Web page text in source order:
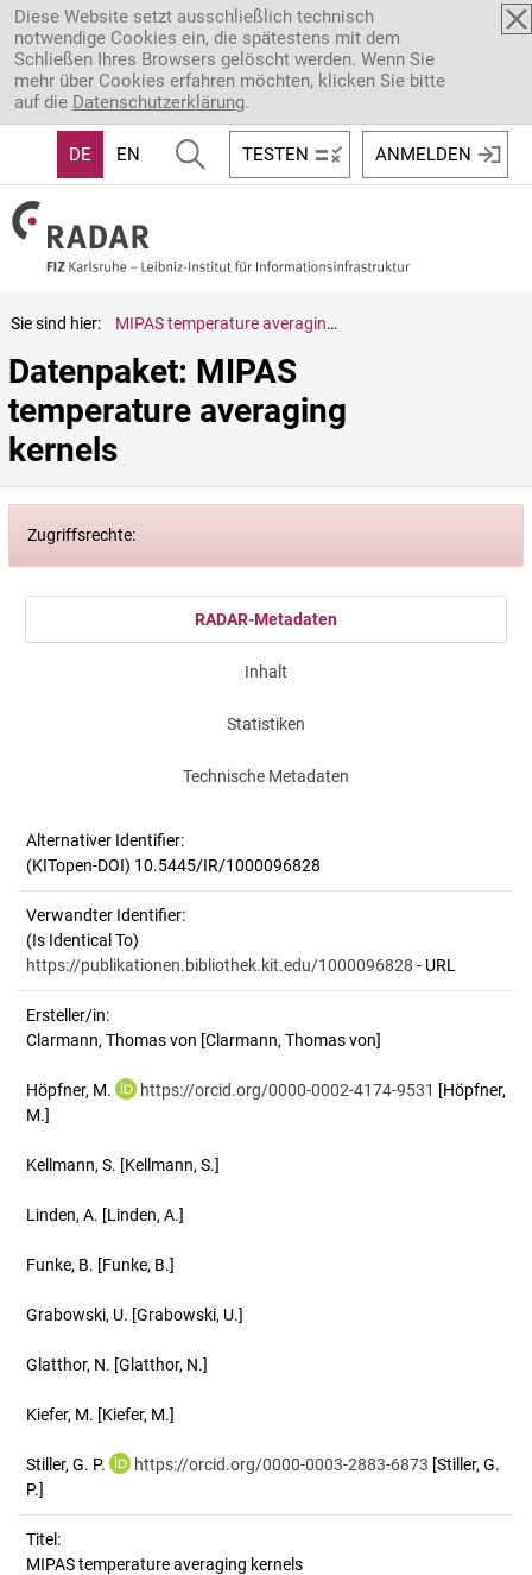
Direkt zum Inhalt
Diese Website setzt ausschließlich technisch
notwendige Cookies ein, die spätestens mit dem
Schließen Ihres Browsers gelöscht werden. Wenn Sie
mehr über Cookies erfahren möchten, klicken Sie bitte
auf die Datenschutzerklärung.
DE EN TESTEN ANMELDEN
Sie sind hier: MIPAS temperature averaging kernels
Datenpaket: MIPAS
temperature averaging
kernels
Zugriffsrechte:
RADAR-Metadaten
Inhalt
Statistiken
Technische Metadaten
Alternativer Identifier:
(KITopen-DOI) 10.5445/IR/1000096828
Verwandter Identifier:
(Is Identical To)
https://publikationen.bibliothek.kit.edu/1000096828 - URL
Ersteller/in:
Clarmann, Thomas von [Clarmann, Thomas von]
Höpfner, M. https://orcid.org/0000-0002-4174-9531 [Höpfner,
M.]
Kellmann, S. [Kellmann, S.]
Linden, A. [Linden, A.]
Funke, B. [Funke, B.]
Grabowski, U. [Grabowski, U.]
Glatthor, N. [Glatthor, N.]
Kiefer, M. [Kiefer, M.]
Stiller, G. P. https://orcid.org/0000-0003-2883-6873 [Stiller, G.
P.]
Titel:
MIPAS temperature averaging kernels